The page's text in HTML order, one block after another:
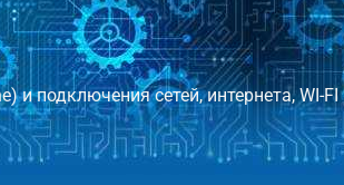
и подключения сетей, интернета, WI-FI